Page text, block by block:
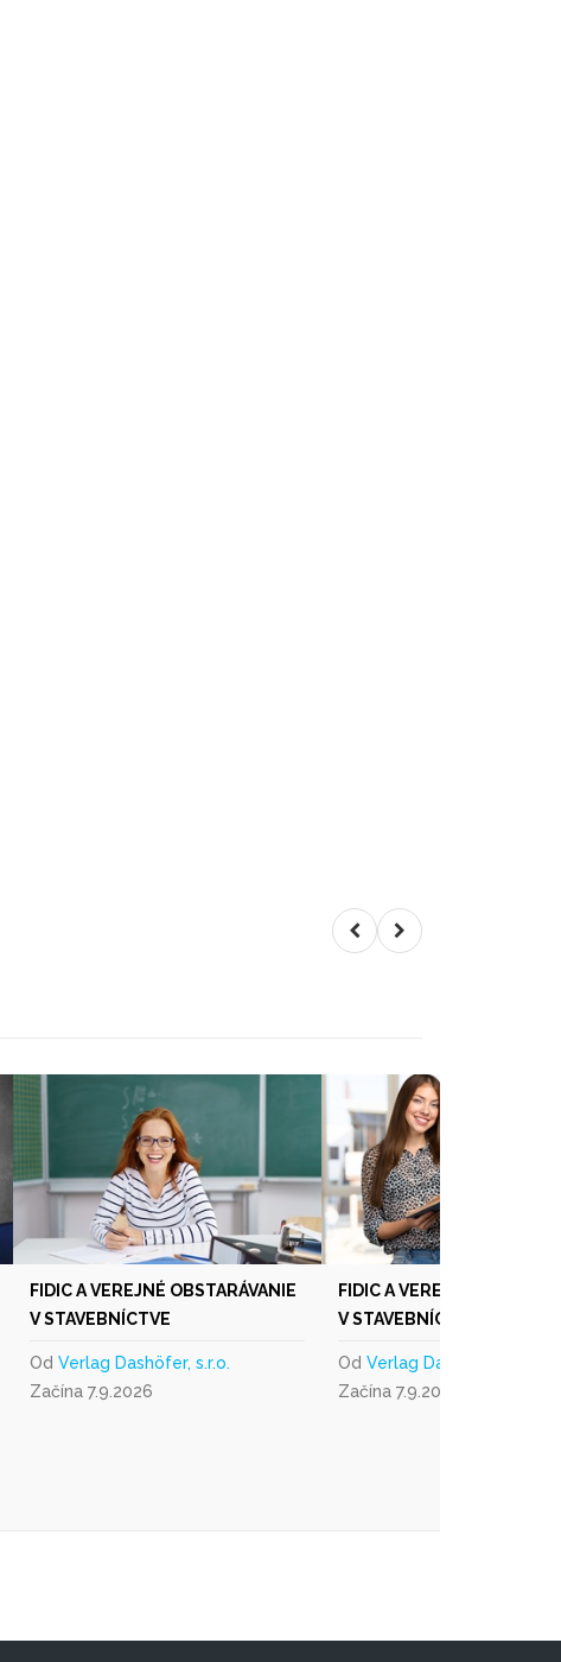
FIDIC A VEREJNÉ OBSTARÁVANIE
V STAVEBNÍCTVE
Od Verlag Dashöfer, s.r.o.
Začína 7.9.2026
FIDIC A VEREJNÉ
V STAVEBNÍCTVE
Od Verlag Dashöfer, s.r.o.
Začína 7.9.2026